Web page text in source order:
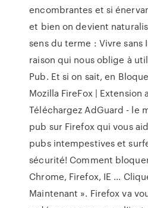
encombrantes et si
et bien on devient
sens du terme : Vivre sans
raison qui nous oblige à
Pub. Et si on sait, en
Mozilla FireFox | Extension
Téléchargez AdGuard - le
pub sur Firefox qui vous
pubs intempestives et
sécurité! Comment
Chrome, Firefox, IE ...
Maintenant ». Firefox va